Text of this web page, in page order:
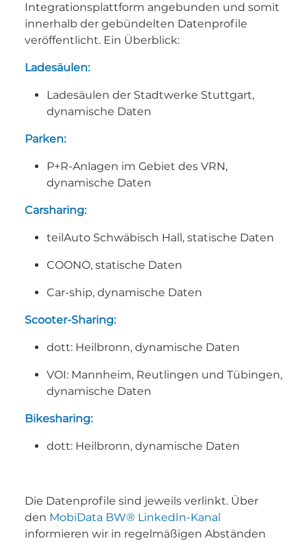
Integrationsplattform angebunden und somit
innerhalb der gebündelten Datenprofile
veröffentlicht. Ein Überblick:
Ladesäulen:
Ladesäulen der Stadtwerke Stuttgart,
dynamische Daten
Parken:
P+R-Anlagen im Gebiet des VRN,
dynamische Daten
Carsharing:
teilAuto Schwäbisch Hall, statische Daten
COONO, statische Daten
Car-ship, dynamische Daten
Scooter-Sharing:
dott: Heilbronn, dynamische Daten
VOI: Mannheim, Reutlingen und Tübingen,
dynamische Daten
Bikesharing:
dott: Heilbronn, dynamische Daten
Die Datenprofile sind jeweils verlinkt. Über
den MobiData BW® LinkedIn-Kanal
informieren wir in regelmäßigen Abständen